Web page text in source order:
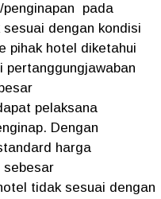
penginapan pada
dengan kondisi
pihak hotel diketahui
pelaksana
Dengan
harga
sebesar
tidak sesuai dengan